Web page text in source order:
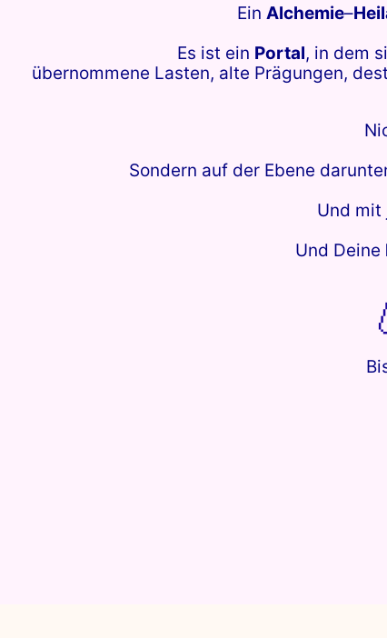
Ein Alchemie–
Es ist ein Portal, in dem
übernommene Lasten, alte Prägungen,
Sondern auf der Ebene
Und mit
Und Deine